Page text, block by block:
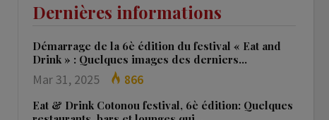
Dernières informations
Démarrage de la 6è édition du festival « Eat and
Drink » : Quelques images des derniers…
Mar 31, 2025 866
Eat & Drink Cotonou festival, 6è édition: Quelques